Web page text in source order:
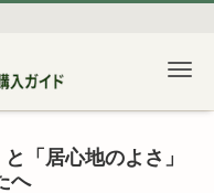
「居心地のよさ」
へ